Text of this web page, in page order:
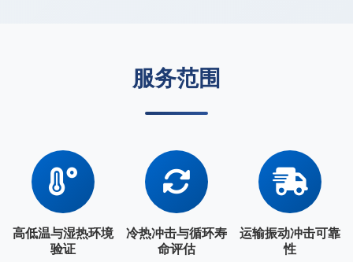
服务范围
高低温与湿热环境
验证
冷热冲击与循环寿
命评估
运输振动冲击可靠
性